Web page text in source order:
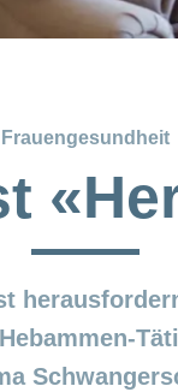
Frauengesundheit